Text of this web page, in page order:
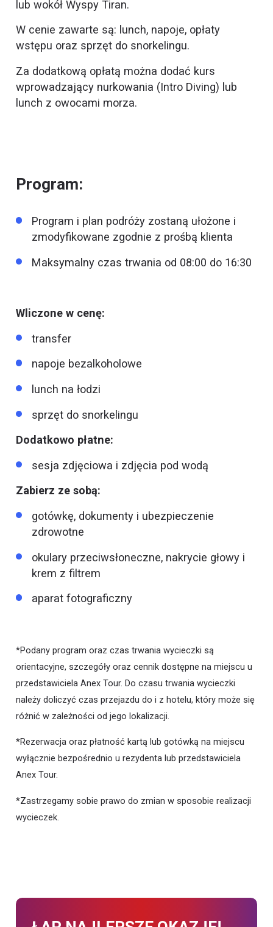
lub wokół Wyspy Tiran.
W cenie zawarte są: lunch, napoje, opłaty
wstępu oraz sprzęt do snorkelingu.
Za dodatkową opłatą można dodać kurs
wprowadzający nurkowania (Intro Diving) lub
lunch z owocami morza.
Program:
Program i plan podróży zostaną ułożone i
zmodyfikowane zgodnie z prośbą klienta
Maksymalny czas trwania od 08:00 do 16:30
Wliczone w cenę:
transfer
napoje bezalkoholowe
lunch na łodzi
sprzęt do snorkelingu
Dodatkowo płatne:
sesja zdjęciowa i zdjęcia pod wodą
Zabierz ze sobą:
gotówkę, dokumenty i ubezpieczenie
zdrowotne
okulary przeciwsłoneczne, nakrycie głowy i
krem z filtrem
aparat fotograficzny
*Podany program oraz czas trwania wycieczki są
orientacyjne, szczegóły oraz cennik dostępne na miejscu u
przedstawiciela Anex Tour. Do czasu trwania wycieczki
należy doliczyć czas przejazdu do i z hotelu, który może się
różnić w zależności od jego lokalizacji.
*Rezerwacja oraz płatność kartą lub gotówką na miejscu
wyłącznie bezpośrednio u rezydenta lub przedstawiciela
Anex Tour.
*Zastrzegamy sobie prawo do zmian w sposobie realizacji
wycieczek.